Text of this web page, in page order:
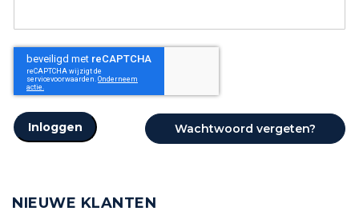
Inloggen Wachtwoord vergeten?
NIEUWE KLANTEN